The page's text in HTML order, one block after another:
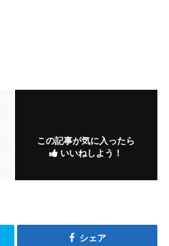
この記事が気に入ったら
いいねしよう！
シェア